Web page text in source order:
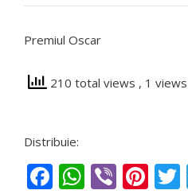
Premiul Oscar
210 total views , 1
Distribuie:
Facebook
Viber